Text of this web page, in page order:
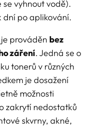
vyhnout vodě).
dní po aplikování.
prováděn bez
záření. Jedná se o
tonerů v různých
je dosažení
možnosti
zakrytí nedostatků
skvrny, akné,